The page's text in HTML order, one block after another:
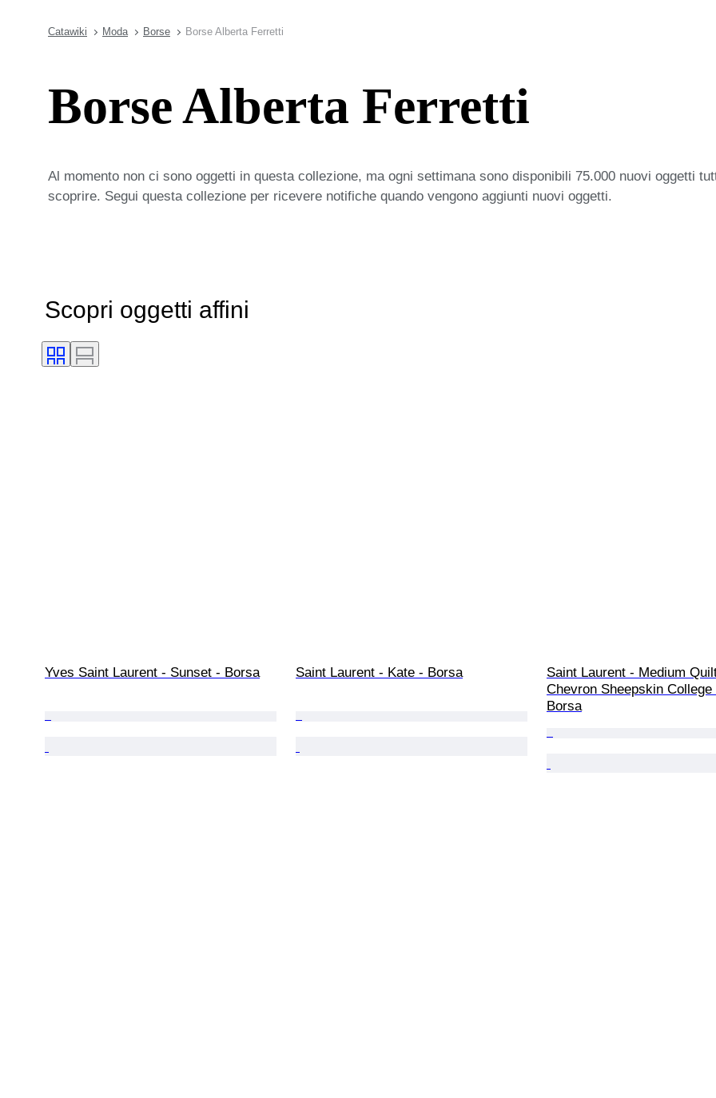
Catawiki Moda Borse Borse Alberta Ferretti
Borse Alberta Ferretti
Al momento non ci sono oggetti in questa collezione, ma ogni settimana sono disponibili 75.000 nuovi oggetti
scoprire. Segui questa collezione per ricevere notifiche quando vengono aggiunti nuovi oggetti.
Scopri oggetti affini
Yves Saint Laurent - Sunset - Borsa Saint Laurent - Kate - Borsa
Saint Laurent - Medium
Chevron Sheepskin College
Borsa